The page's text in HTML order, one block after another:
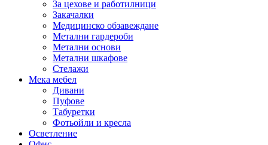
За цехове и работилници
Закачалки
Медицинско обзавеждане
Метални гардероби
Метални основи
Метални шкафове
Стелажи
Мека мебел
Дивани
Пуфове
Табуретки
Фотьойли и кресла
Осветление